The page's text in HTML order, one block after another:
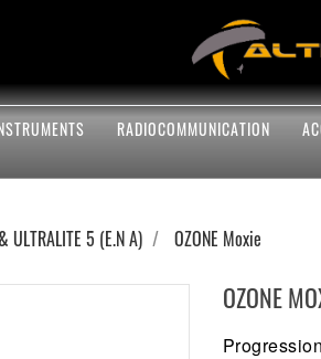
RADIOCOMMUNICATION
ULTRALITE 5 (E.N A) OZONE Moxie
OZONE